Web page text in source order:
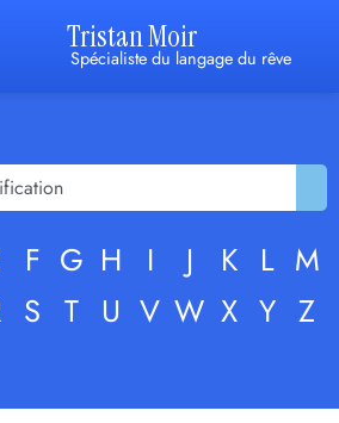
Tristan Moir
Spécialiste du langage du rêve
F G H I J K L M
S T U V W X Y Z